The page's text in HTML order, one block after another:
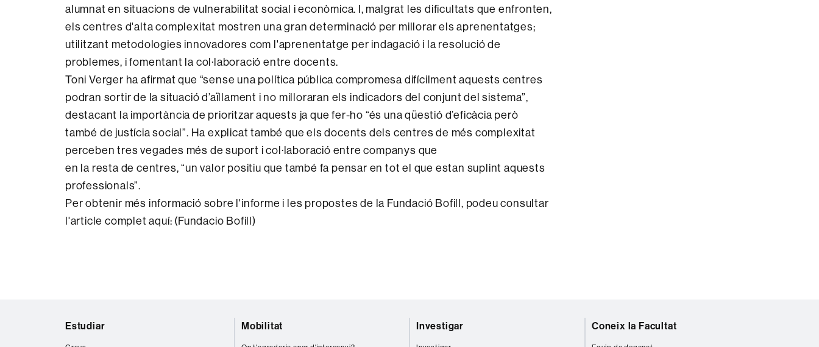
alumnat en situacions de vulnerabilitat social i econòmica. I, malgrat les dificultats que enfronten,
els centres d'alta complexitat mostren una gran determinació per millorar els aprenentatges;
utilitzant metodologies innovadores com l'aprenentatge per indagació i la resolució de
problemes, i fomentant la col·laboració entre docents.
Toni Verger ha afirmat que “sense una política pública compromesa difícilment aquests centres
podran sortir de la situació d’aïllament i no milloraran els indicadors del conjunt del sistema”,
destacant la importància de prioritzar aquests ja que fer-ho “és una qüestió d’eficàcia però
també de justícia social”. Ha explicat també que els docents dels centres de més complexitat
perceben tres vegades més de suport i col·laboració entre companys que
en la resta de centres, “un valor positiu que també fa pensar en tot el que estan suplint aquests
professionals”.
Per obtenir més informació sobre l'informe i les propostes de la Fundació Bofill, podeu consultar
l'article complet aquí: (Fundacio Bofill)
Estudiar Mobilitat Investigar Coneix la Facultat